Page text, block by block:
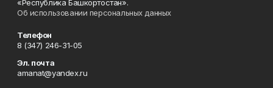
«Республика Башкортостан».
Об использовании персональных данных
Телефон
8 (347) 246-31-05
Эл. почта
amanat@yandex.ru